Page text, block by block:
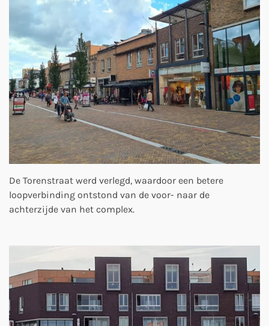
De Torenstraat werd verlegd, waardoor een betere
loopverbinding ontstond van de voor- naar de
achterzijde van het complex.